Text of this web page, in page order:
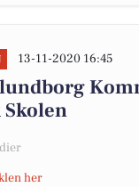
13-11-2020 16:45
her